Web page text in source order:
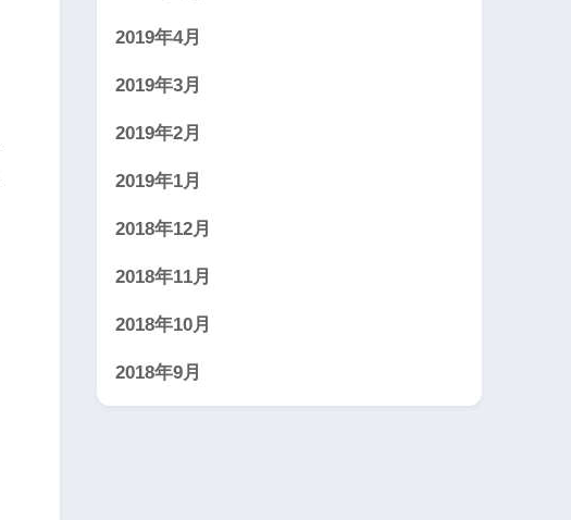
2019年4月
2019年3月
2019年2月
2019年1月
2018年12月
2018年11月
2018年10月
2018年9月